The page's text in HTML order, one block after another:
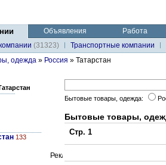
Объявления
Работа
(31323)
Транспортные компании
одежда » Россия » Татарстан
133
Бытовые товары, одежда:
Бытовые товары,
Стр. 1